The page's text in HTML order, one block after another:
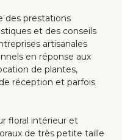
des prestations
et des conseils
artisanales
en réponse aux
de plantes,
réception et parfois
floral intérieur et
de très petite taille